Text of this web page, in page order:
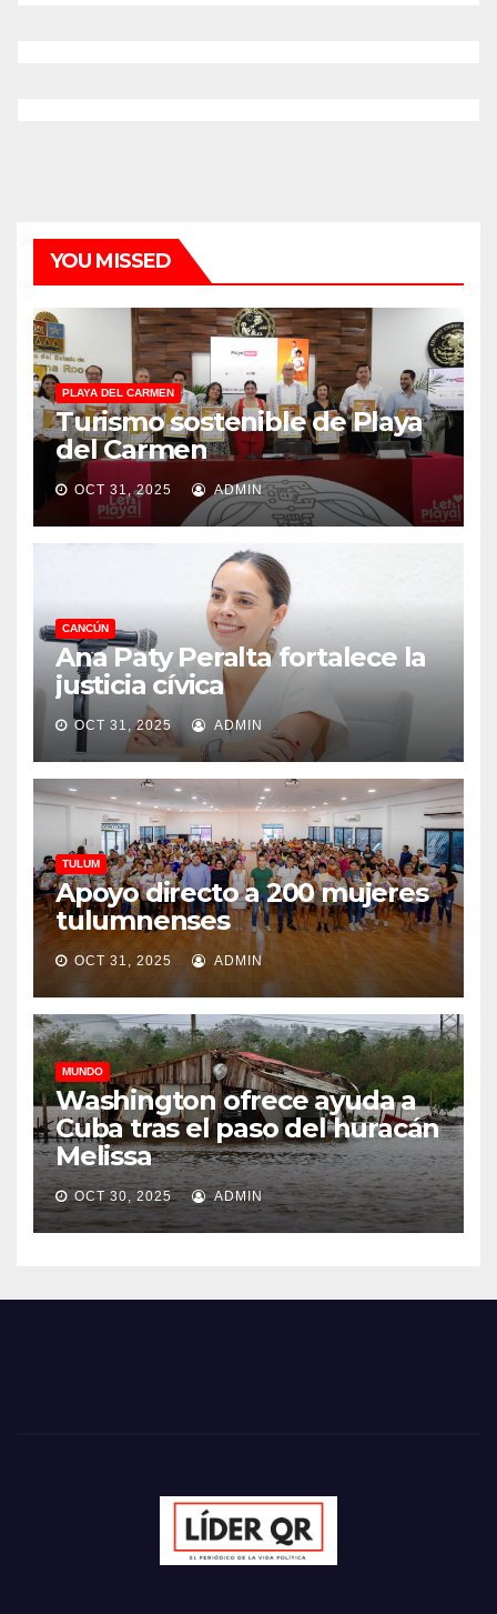
YOU MISSED
PLAYA DEL CARMEN
Turismo sostenible de Playa
del Carmen
OCT 31, 2025 ADMIN
CANCÚN
Ana Paty Peralta fortalece la
justicia cívica
OCT 31, 2025 ADMIN
TULUM
Apoyo directo a 200 mujeres
tulumnenses
OCT 31, 2025 ADMIN
MUNDO
Washington ofrece ayuda a
Cuba tras el paso del huracán
Melissa
OCT 30, 2025 ADMIN